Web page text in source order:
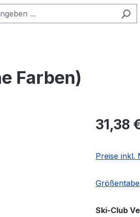
Farben)
Regulärer
31,38
Preise inkl.
Ski-Club